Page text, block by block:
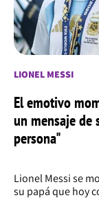
LIONEL MESSI
El emotivo
un mensaje de
persona"
Lionel Messi se
su papá que hoy